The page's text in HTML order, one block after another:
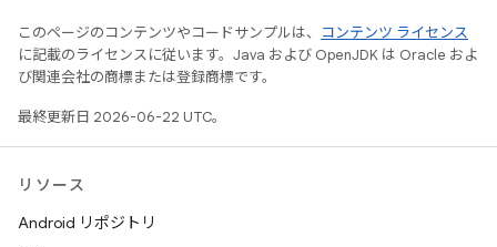
このページのコンテンツやコードサンプルは、
コンテンツ ライセンス
に記載のライセンスに従います。Java および OpenJDK は Oracle およ
び関連会社の商標または登録商標です。
最終更新日 2026-06-22 UTC。
リソース
Android リポジトリ